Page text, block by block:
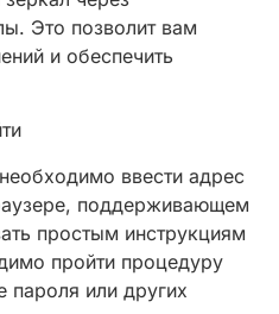
Это позволит вам
и обеспечить
ввести адрес
поддерживающем
простым инструкциям
пройти процедуру
пароля или других